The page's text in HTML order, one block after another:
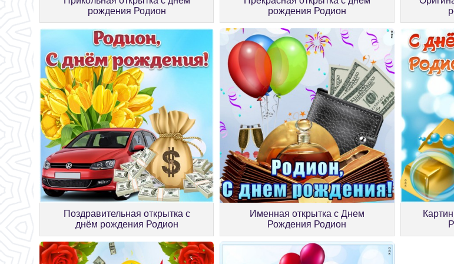
рождения Родион
рождения Родион
Поздравительная открытка с
днём рождения Родион
Именная открытка с Днем
Рождения Родион